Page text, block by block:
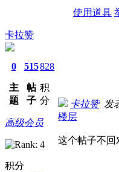
使用道具
卡拉赞
0
主
题
515
帖
子
828
积
分
高级会员
积分
卡拉赞发
楼层
这个帖子不回